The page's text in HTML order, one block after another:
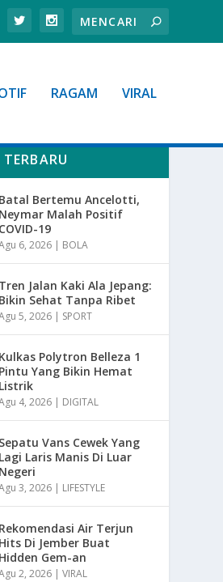
RAGAM VIRAL
Batal Bertemu Ancelotti,
Neymar Malah Positif
COVID-19
6, 2026 | BOLA
Tren Jalan Kaki Ala Jepang:
Bikin Sehat Tanpa Ribet
5, 2026 | SPORT
Kulkas Polytron Belleza 1
Pintu Yang Bikin Hemat
Listrik
4, 2026 | DIGITAL
Sepatu Vans Cewek Yang
Lagi Laris Manis Di Luar
Negeri
3, 2026 | LIFESTYLE
Rekomendasi Air Terjun
Hits Di Jember Buat
Hidden Gem-an
2, 2026 |VIRAL